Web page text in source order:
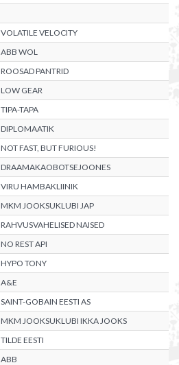
VOLATILE VELOCITY
ABB WOL
ROOSAD PANTRID
LOW GEAR
TIPA-TAPA
DIPLOMAATIK
NOT FAST, BUT FURIOUS!
DRAAMAKAOBOTSEJOONES
VIRU HAMBAKLIINIK
MKM JOOKSUKLUBI JAP
RAHVUSVAHELISED NAISED
NO REST API
HYPO TONY
A&E
SAINT-GOBAIN EESTI AS
MKM JOOKSUKLUBI IKKA JOOKS
TILDE EESTI
ABB